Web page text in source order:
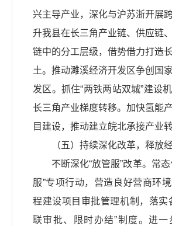
兴主导产业，深化与沪苏浙开展
升我县在长三角产业链、供应链
链中的分工层级，借势借力打造
土。推动濉溪经济开发区争创国
发区。抓住“两铁两站双城”建设
长三角产业梯度转移。加快氢能
目建设，推动建立皖北承接产业
（五）持续深化改革，释放
不断深化“放管服”改革。常
服”专项行动，营造良好营商环
程建设项目审批管理机制，落实
联审批、限时办结”制度。进一